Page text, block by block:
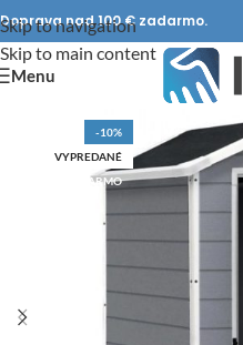
Skip to navigation
Skip to main content
Doprava nad 100 € zadarmo.
Menu
-10%
VYPREDANÉ
DOPRAVA ZADARMO